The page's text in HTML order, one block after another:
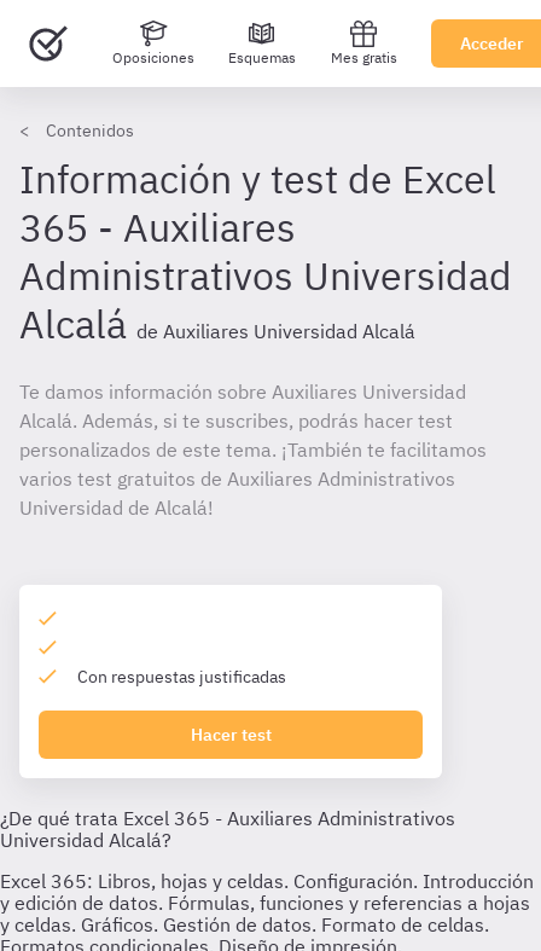
Oposiciones Esquemas Mes gratis
Acceder
Contenidos
Información y test de Excel
365 - Auxiliares
Administrativos Universidad
Alcalá de Auxiliares Universidad Alcalá
Te damos información sobre Auxiliares Universidad
Alcalá. Además, si te suscribes, podrás hacer test
personalizados de este tema. ¡También te facilitamos
varios test gratuitos de Auxiliares Administrativos
Universidad de Alcalá!
Con respuestas justificadas
Hacer test